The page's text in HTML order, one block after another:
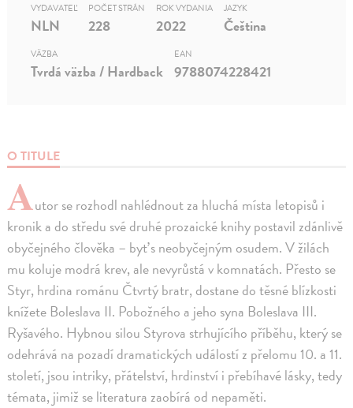
O TITULE
Autor se rozhodl nahlédnout za hluchá místa letopisů i
kronik a do středu své druhé prozaické knihy postavil zdánlivě
obyčejného člověka – byť s neobyčejným osudem. V žilách
mu koluje modrá krev, ale nevyrůstá v komnatách. Přesto se
Styr, hrdina románu Čtvrtý bratr, dostane do těsné blízkosti
knížete Boleslava II. Pobožného a jeho syna Boleslava III.
Ryšavého. Hybnou silou Styrova strhujícího příběhu, který se
odehrává na pozadí dramatických událostí z přelomu 10. a 11.
století, jsou intriky, přátelství, hrdinství i přebíhavé lásky, tedy
témata, jimiž se literatura zaobírá od nepaměti.
VYDAVATEĽ
NLN
POČET STRÁN
228
ROK VYDANIA
2022
JAZYK
Čeština
VÄZBA
Tvrdá väzba / Hardback
EAN
9788074228421